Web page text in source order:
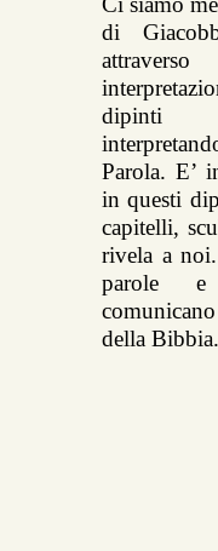
di
dipinti
Parola. E’
in questi
capitelli,
rivela a
parole e
della Bibbia.